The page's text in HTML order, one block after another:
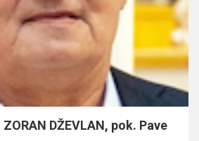
DŽEVLAN, pok. Pave